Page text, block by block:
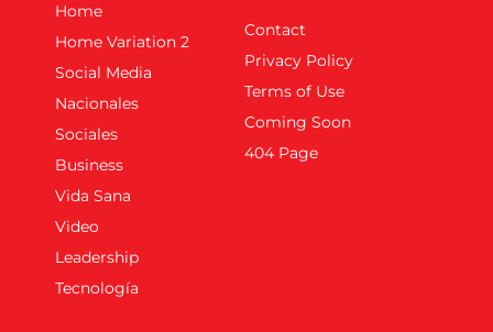
Home
Home Variation 2
Social Media
Nacionales
Sociales
Business
Vida Sana
Video
Leadership
Tecnología
Contact
Privacy Policy
Terms of Use
Coming Soon
404 Page